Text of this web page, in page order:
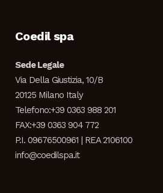
Coedil spa
Sede Legale
Via Della Giustizia, 10/B
20125 Milano Italy
Telefono:+39 0363 988 201
FAX:+39 0363 904 772
P.I. 09676500961 | REA 2106100
info@coedilspa.it